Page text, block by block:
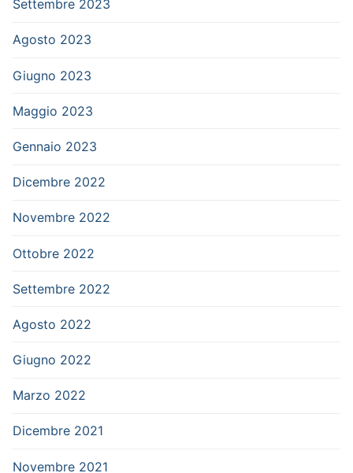
Settembre 2023
Agosto 2023
Giugno 2023
Maggio 2023
Gennaio 2023
Dicembre 2022
Novembre 2022
Ottobre 2022
Settembre 2022
Agosto 2022
Giugno 2022
Marzo 2022
Dicembre 2021
Novembre 2021